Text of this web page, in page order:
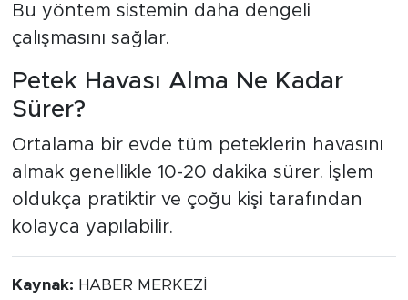
Bu yöntem sistemin daha dengeli
çalışmasını sağlar.
Petek Havası Alma Ne Kadar
Sürer?
Ortalama bir evde tüm peteklerin havasını
almak genellikle 10-20 dakika sürer. İşlem
oldukça pratiktir ve çoğu kişi tarafından
kolayca yapılabilir.
Kaynak: HABER MERKEZİ